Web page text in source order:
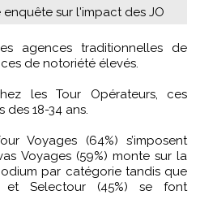
sur l'impact des JO
de notoriété élevés.
les Tour Opérateurs, ces
18-34 ans.
Voyages (64%) s’imposent
Voyages (59%) monte sur la
par catégorie tandis que
et Selectour (45%) se font